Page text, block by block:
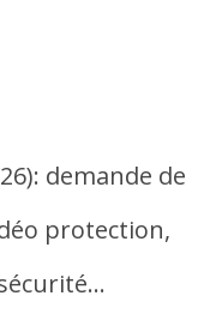
demande de
protection,